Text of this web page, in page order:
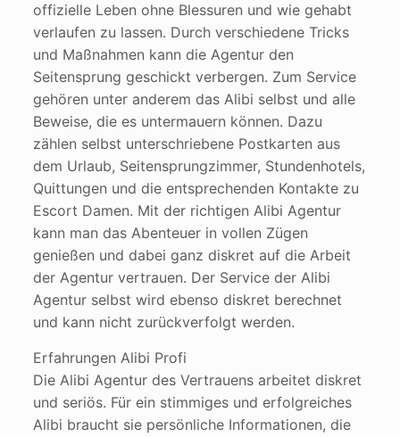
offizielle Leben ohne Blessuren und wie gehabt
verlaufen zu lassen. Durch verschiedene Tricks
und Maßnahmen kann die Agentur den
Seitensprung geschickt verbergen. Zum Service
gehören unter anderem das Alibi selbst und alle
Beweise, die es untermauern können. Dazu
zählen selbst unterschriebene Postkarten aus
dem Urlaub, Seitensprungzimmer, Stundenhotels,
Quittungen und die entsprechenden Kontakte zu
Escort Damen. Mit der richtigen Alibi Agentur
kann man das Abenteuer in vollen Zügen
genießen und dabei ganz diskret auf die Arbeit
der Agentur vertrauen. Der Service der Alibi
Agentur selbst wird ebenso diskret berechnet
und kann nicht zurückverfolgt werden.
Erfahrungen Alibi Profi
Die Alibi Agentur des Vertrauens arbeitet diskret
und seriös. Für ein stimmiges und erfolgreiches
Alibi braucht sie persönliche Informationen, die